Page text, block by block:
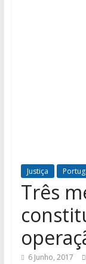
Justiça
Três
6 Junho, 2017